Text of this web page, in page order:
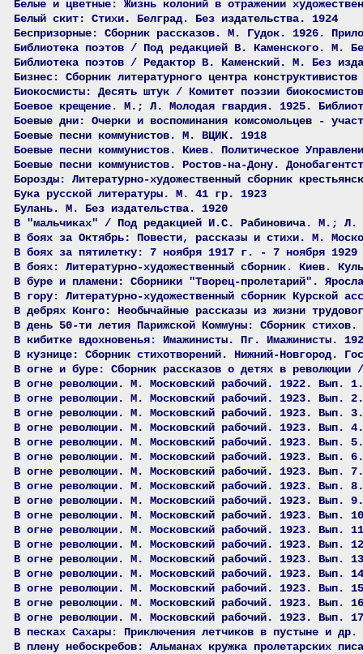
Белые и цветные: Жизнь колоний в отражении
Белый скит: Стихи. Белград. Без издательства. 1924
Беспризорные: Сборник рассказов. М. Гудок. 1926.
Библиотека поэтов / Под редакцией В. Каменского. М.
Библиотека поэтов / Редактор В. Каменский. М. Без
Бизнес: Сборник литературного центра
Биокосмисты: Десять штук / Комитет поэзии
Боевое крещение. М.; Л. Молодая гвардия. 1925.
Боевые дни: Очерки и воспоминания комсомольцев -
Боевые песни коммунистов. М. ВЦИК. 1918
Боевые песни коммунистов. Киев. Политическое
Боевые песни коммунистов. Ростов-на-Дону.
Борозды: Литературно-художественный сборник
Бука русской литературы. М. 41 гр. 1923
Булань. М. Без издательства. 1920
В "мальчиках" / Под редакцией И.С. Рабиновича. М.; Л.
В боях за Октябрь: Повести, рассказы и стихи. М.
В боях за пятилетку: 7 ноября 1917 г. - 7 ноября
В боях: Литературно-художественный сборник. Киев.
В буре и пламени: Сборники "Творец-пролетарий".
В гору: Литературно-художественный сборник Курской
В дебрях Конго: Необычайные рассказы из жизни
В день 50-ти летия Парижской Коммуны: Сборник стихов.
В кибитке вдохновенья: Имажинисты. Пг. Имажинисты.
В кузнице: Сборник стихотворений. Нижний-Новгород.
В огне и буре: Сборник рассказов о детях в
В огне революции. М. Московский рабочий. 1922. Вып.
В огне революции. М. Московский рабочий. 1923. Вып.
В огне революции. М. Московский рабочий. 1923. Вып.
В огне революции. М. Московский рабочий. 1923. Вып.
В огне революции. М. Московский рабочий. 1923. Вып.
В огне революции. М. Московский рабочий. 1923. Вып.
В огне революции. М. Московский рабочий. 1923. Вып.
В огне революции. М. Московский рабочий. 1923. Вып.
В огне революции. М. Московский рабочий. 1923. Вып.
В огне революции. М. Московский рабочий. 1923. Вып.
В огне революции. М. Московский рабочий. 1923. Вып.
В огне революции. М. Московский рабочий. 1923. Вып.
В огне революции. М. Московский рабочий. 1923. Вып.
В огне революции. М. Московский рабочий. 1923. Вып.
В огне революции. М. Московский рабочий. 1923. Вып.
В огне революции. М. Московский рабочий. 1923. Вып.
В огне революции. М. Московский рабочий. 1923. Вып.
В песках Сахары: Приключения летчиков в пустыне и
В плену небоскребов: Альманах кружка пролетарских